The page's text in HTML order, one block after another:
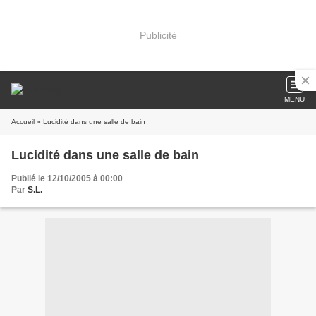
Publicité
MENU
Accueil » Lucidité dans une salle de bain
Lucidité dans une salle de bain
Publié le 12/10/2005 à 00:00
Par S.L.